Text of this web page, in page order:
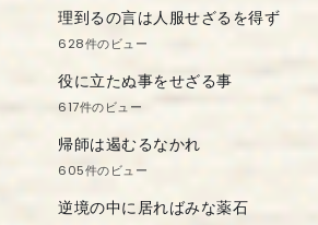
理到るの言は人服せざるを得ず
628件のビュー
役に立たぬ事をせざる事
617件のビュー
帰師は遏むるなかれ
605件のビュー
逆境の中に居ればみな薬石